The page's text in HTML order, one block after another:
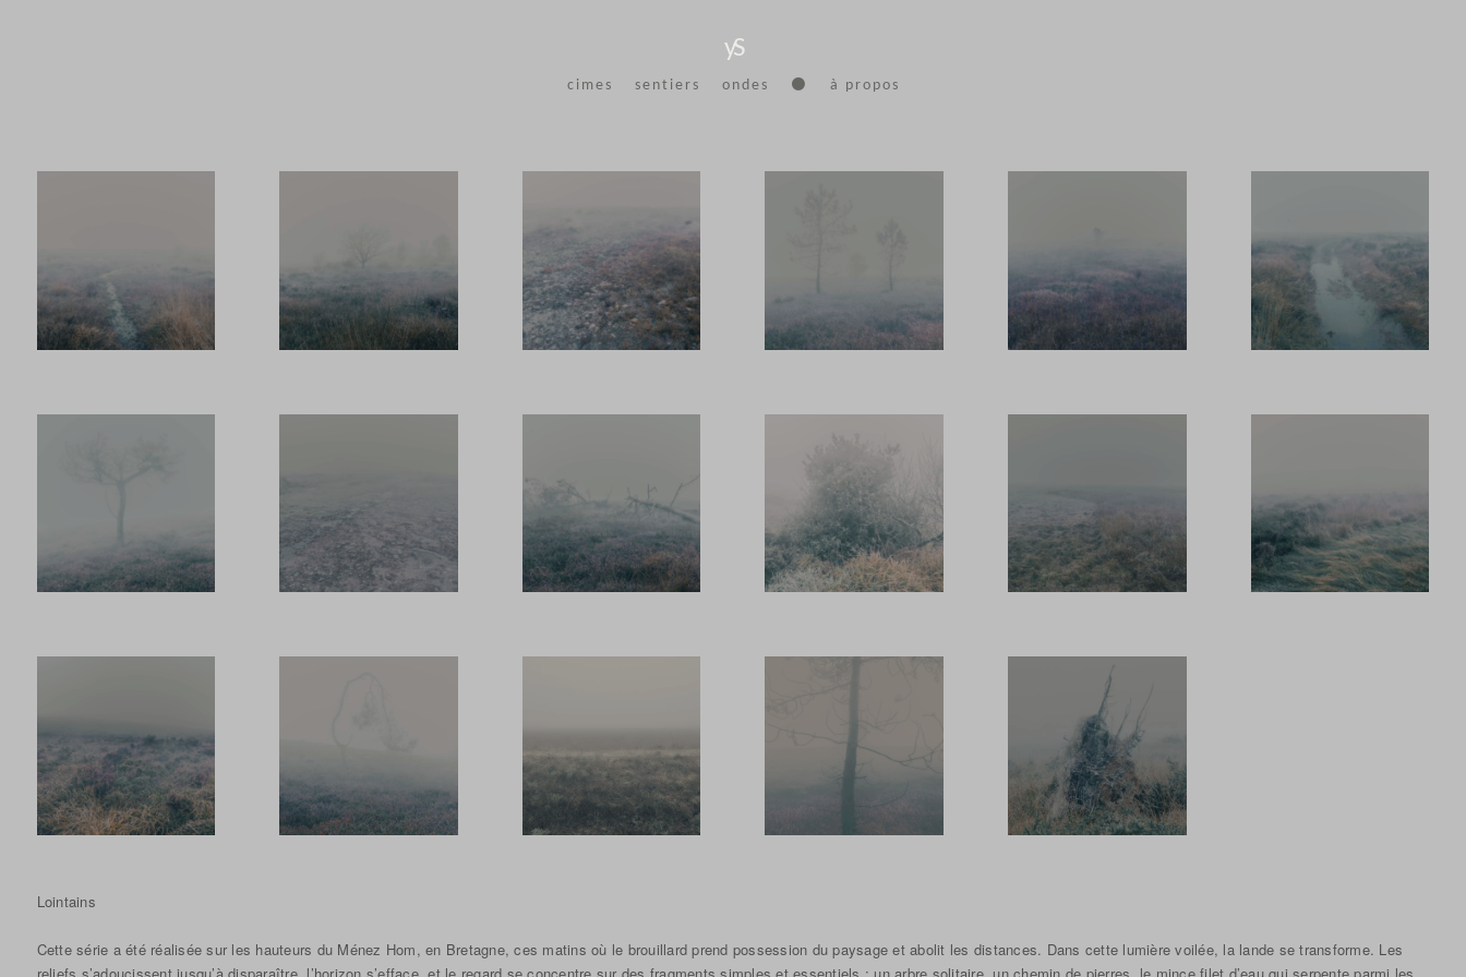
yS
cimes sentiers ondes ⚫ à propos
Lointains
Cette série a été réalisée sur les hauteurs du Ménez Hom, en Bretagne, ces matins où le brouillard prend possession du paysage et abolit les distances. Dans cette lumière voilée, la lande se transforme. Les